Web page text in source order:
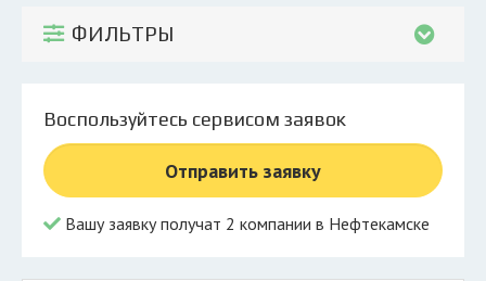
Экоблог
© 2026 Все права защищены
ФИЛЬТРЫ
Воспользуйтесь сервисом заявок
Отправить заявку
Вашу заявку получат 2 компании в Нефтекамске